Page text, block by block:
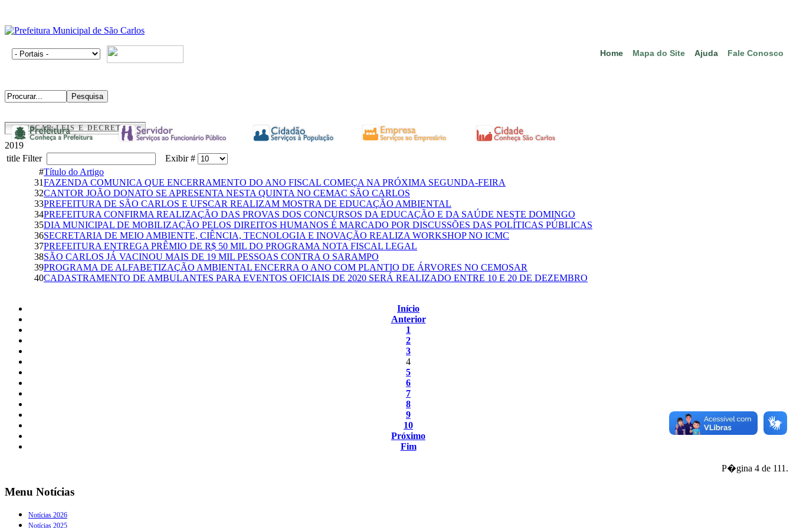
Home Mapa do Site Ajuda Fale Conosco
BUSCAR LEIS E DECRETOS
2019
title Filter
Exibir #
#Título do Artigo
31FAZENDA COMUNICA QUE ENCERRAMENTO DO ANO FISCAL COMEÇA NA PRÓXIMA SEGUNDA-FEIRA
32CANTOR JOÃO DONATO SE APRESENTA NESTA QUINTA NO CEMAC SÃO CARLOS
33PREFEITURA DE SÃO CARLOS E UFSCAR REALIZAM MOSTRA DE EDUCAÇÃO AMBIENTAL
34PREFEITURA CONFIRMA REALIZAÇÃO DAS PROVAS DOS CONCURSOS DA EDUCAÇÃO E DA SAÚDE NESTE DOMINGO
35DIA MUNICIPAL DE MOBILIZAÇÃO PELOS DIREITOS HUMANOS É MARCADO POR DISCUSSÕES DAS POLÍTICAS PÚBLICAS
36SECRETARIA DE MEIO AMBIENTE, CIÊNCIA, TECNOLOGIA E INOVAÇÃO REALIZA WORKSHOP NO ICMC
37PREFEITURA ENTREGA PRÊMIO DE R$ 50 MIL DO PROGRAMA NOTA FISCAL LEGAL
38SÃO CARLOS JÁ VACINOU MAIS DE 19 MIL PESSOAS CONTRA O SARAMPO
39PROGRAMA DE ALFABETIZAÇÃO AMBIENTAL ENCERRA O ANO COM PLANTIO DE ÁRVORES NO CEMOSAR
40CADASTRAMENTO DE AMBULANTES PARA EVENTOS OFICIAIS DE 2020 SERÁ REALIZADO ENTRE 10 E 20 DE DEZEMBRO
Início
Anterior
1
2
3
4
5
6
7
8
9
10
Próximo
Fim
P�gina 4 de 111.
Menu Notícias
Notícias 2026
Notícias 2025